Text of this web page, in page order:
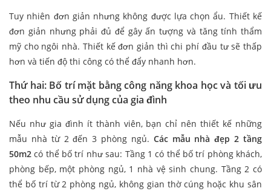
Tuy nhiên đơn giản nhưng không được lựa chọn ẩu. Thiết kế
đơn giản nhưng phải đủ để gây ấn tượng và tăng tính thẩm
mỹ cho ngôi nhà. Thiết kế đơn giản thì chi phí đầu tư sẽ thấp
hơn và tiến độ thi công có thể đẩy nhanh hơn.
Thứ hai: Bố trí mặt bằng công năng khoa học và tối ưu
theo nhu cầu sử dụng của gia đình
Nếu như gia đình ít thành viên, bạn chỉ nên thiết kế những
mẫu nhà từ 2 đến 3 phòng ngủ. Các mẫu nhà đẹp 2 tầng
50m2 có thể bố trí như sau: Tầng 1 có thể bố trí phòng khách,
phòng bếp, một phòng ngủ, 1 nhà vệ sinh chung. Tầng 2 có
thể bố trí từ 2 phòng ngủ, không gian thờ cúng hoặc khu sân